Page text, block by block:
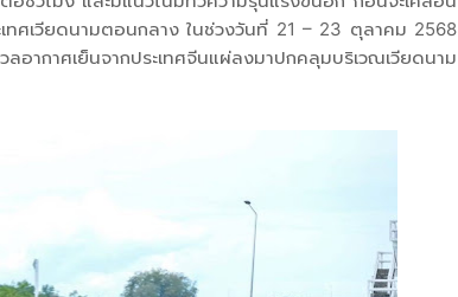
เทศเวียดนามตอนกลาง ในช่วงวันที่ 21 – 23 ตุลาคม 2568
อากาศเย็นจากประเทศจีนแผ่ลงมาปกคลุมบริเวณเวียดนาม